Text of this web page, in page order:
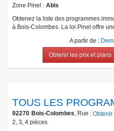
Zone Pinel
Abis
Obtenez la liste des programmes
à Bois-Colombes. La loi Pinel offre
A partir de :
Obtenir les prix et plans
TOUS LES
92270 Bois-Colombes , Rue : Obtenir
2 3 4 pièces